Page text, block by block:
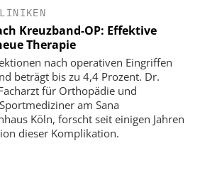
Kreuzband-OP: Effektive
Therapie
nach operativen Eingriffen
beträgt bis zu 4,4 Prozent. Dr.
für Orthopädie und
am Sana
Köln, forscht seit einigen Jahren
dieser Komplikation.